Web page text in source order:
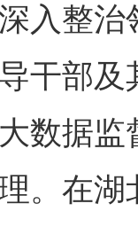
入整
干部
数据
。在